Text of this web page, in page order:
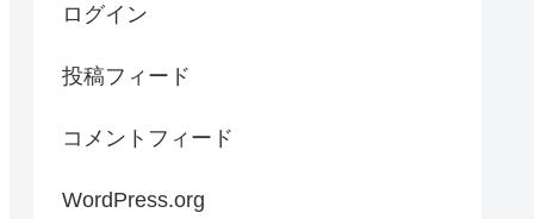
ログイン
投稿フィード
コメントフィード
WordPress.org